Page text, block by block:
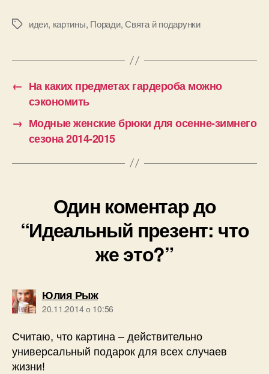
Позначки
идеи, картины, Поради,Свята й подарунки
← На каких предметах гардероба можно
сэкономить
→ Модные женские брюки для осенне-зимнего
сезона 2014-2015
Один коментар до
“Идеальный презент: что
же это?”
Юлия Рыжговорить:
20.11.2014 о 10:56
Считаю, что картина – действительно
универсальный подарок для всех случаев
жизни!